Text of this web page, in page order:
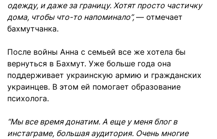
одежду, и даже за границу. Хотят просто частичку
дома, чтобы что-то напоминало”, — отмечает
бахмутчанка.
После войны Анна с семьей все же хотела бы
вернуться в Бахмут. Уже больше года она
поддерживает украинскую армию и гражданских
украинцев. В этом ей помогает образование
психолога.
“Мы все время донатим. А еще у меня блог в
инстаграме, большая аудитория. Очень многие